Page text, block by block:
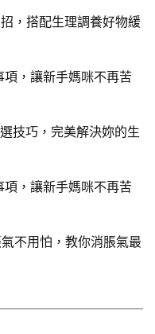
，搭配生理調養好物緩
項，讓新手媽咪不再苦
技巧，完美解決妳的生
項，讓新手媽咪不再苦
不用怕，教你消脹氣最